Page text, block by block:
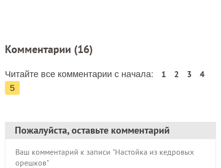
Комментарии (16)
Читайте все комментарии с начала: 1 2 3 4
5
Пожалуйста, оставьте комментарий